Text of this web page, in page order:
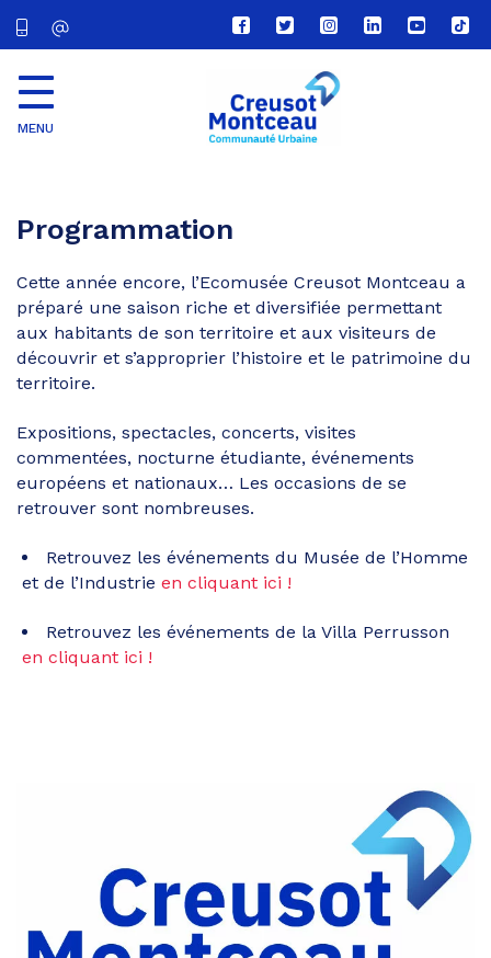
Lien
vers
compte
Facebook
Lien
vers
compte
Twitter
Lien
vers
le
compte
Lien
vers
Lien
vers
Lien
vers
MENU
Programmation
Cette année encore, l’Ecomusée Creusot Montceau a
préparé une saison riche et diversifiée permettant
aux habitants de son territoire et aux visiteurs de
découvrir et s’approprier l’histoire et le patrimoine du
territoire.
Expositions, spectacles, concerts, visites
commentées, nocturne étudiante, événements
européens et nationaux… Les occasions de se
retrouver sont nombreuses.
Retrouvez les événements du Musée de l’Homme
et de l’Industrie en cliquant ici !
Retrouvez les événements de la Villa Perrusson
en cliquant ici !
Facebook
Partager
Twitter
Partager
par